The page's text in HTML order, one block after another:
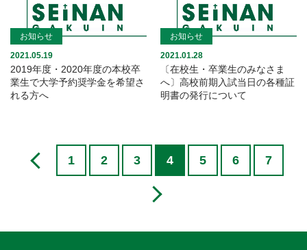
お知らせ
2021.05.19
2019年度・2020年度の本校卒
業生で大学予約奨学金を希望さ
れる方へ
お知らせ
2021.01.28
〔在校生・卒業生のみなさま
へ〕高校前期入試当日の各種証
明書の発行について
1 2 3 4 5 6 7